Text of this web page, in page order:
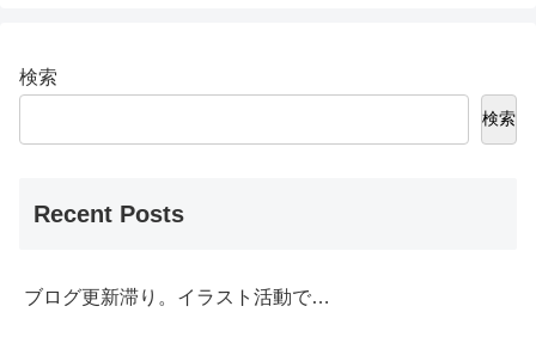
検索
検索
Recent Posts
ブログ更新滞り。イラスト活動で…